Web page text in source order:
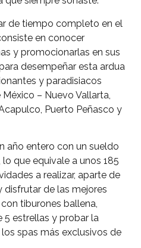
de tiempo completo en el
en conocer
y promocionarlas en sus
desempeñar esta ardua
y paradisiacos
– Nuevo Vallarta,
Puerto Peñasco y
año entero con un sueldo
que equivale a unos 185
a realizar, aparte de
de las mejores
tiburones ballena,
5 estrellas y probar la
spas más exclusivos de